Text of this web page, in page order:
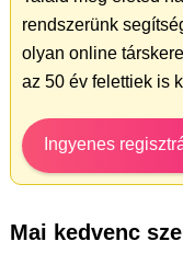
rendszerünk
olyan online
az 50 év felettiek is
Ingyenes
Mai kedvenc